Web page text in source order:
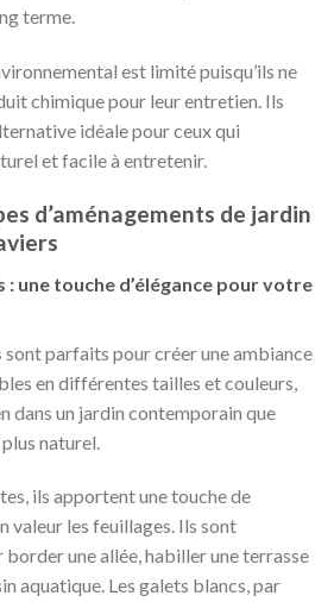
terme.
est limité puisqu’ils ne
chimique pour leur entretien. Ils
idéale pour ceux qui
et facile à entretenir.
d’aménagements de jardin
une touche d’élégance pour votre
sont parfaits pour créer une ambiance
en différentes tailles et couleurs,
dans un jardin contemporain que
naturel.
ils apportent une touche de
valeur les feuillages. Ils sont
une allée, habiller une terrasse
aquatique. Les galets blancs, par